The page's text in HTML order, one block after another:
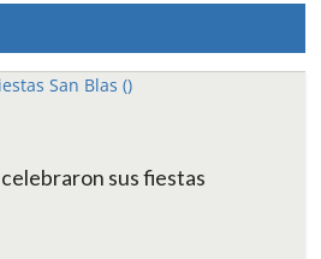
celebraron sus fiestas